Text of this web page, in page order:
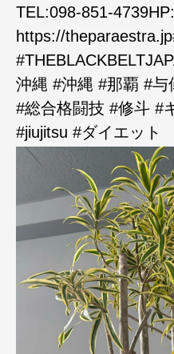
TEL:098-851-4739HP:
https://
沖縄 #沖縄 #那覇 #
#総合格闘技 #修斗 #
#jiujitsu #ダイエット